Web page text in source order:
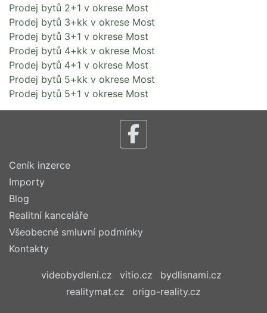
Prodej bytů 2+1 v okrese Most
Prodej bytů 3+kk v okrese Most
Prodej bytů 3+1 v okrese Most
Prodej bytů 4+kk v okrese Most
Prodej bytů 4+1 v okrese Most
Prodej bytů 5+kk v okrese Most
Prodej bytů 5+1 v okrese Most
Ceník inzerce
Importy
Blog
Realitní kanceláře
Všeobecné smluvní podmínky
Kontakty
videobydleni.cz vitio.cz
bydlisnami.cz
realitymat.cz
origo-reality.cz